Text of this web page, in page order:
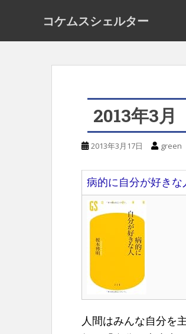
i
コケムスシェルター
2013年3月
2013年3月17日 green
病的に自分が好きな
人間はみんな自分を